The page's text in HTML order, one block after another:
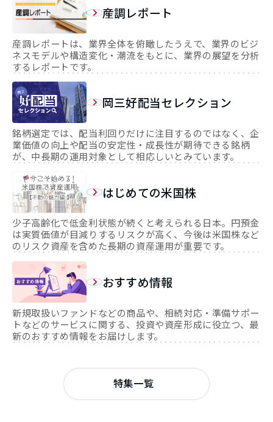
産調レポート
産調レポートは、業界全体を俯瞰したうえで、業界のビジ
ネスモデルや構造変化・潮流をもとに、業界の展望を分析
するレポートです。
岡三好配当セレクション
銘柄選定では、配当利回りだけに注目するのではなく、企
業価値の向上や配当の安定性・成長性が期待できる銘柄
が、中長期の運用対象として相応しいとみています。
はじめての米国株
少子高齢化で低金利状態が続くと考えられる日本。円預金
は実質価値が目減りするリスクが高く、今後は米国株など
のリスク資産を含めた長期の資産運用が重要です。
おすすめ情報
新規取扱いファンドなどの商品や、相続対応・準備サポー
トなどのサービスに関する、投資や資産形成に役立つ、最
新のおすすめ情報をお届けします。
特集一覧